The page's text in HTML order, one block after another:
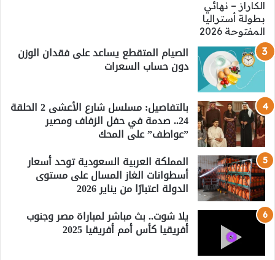
الصيام المتقطع يساعد على فقدان الوزن
دون حساب السعرات
بالتفاصيل: مسلسل شارع الأعشى 2 الحلقة
24.. صدمة في حفل الزفاف ومصير
”عواطف” على المحك
المملكة العربية السعودية توحد أسعار
أسطوانات الغاز المسال على مستوى
الدولة اعتبارًا من يناير 2026
يلا شوت.. بث مباشر لمباراة مصر وجنوب
أفريقيا كأس أمم أفريقيا 2025